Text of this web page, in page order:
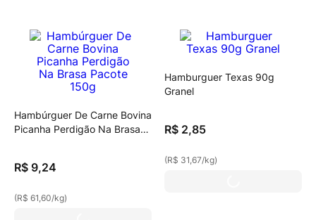
Hambúrguer De Carne Bovina
Picanha Perdigão Na Brasa
R$ 9,24
(R$ 61,60/kg)
Hamburguer Texas 90g
Granel
R$ 2,85
(R$ 31,67/kg)